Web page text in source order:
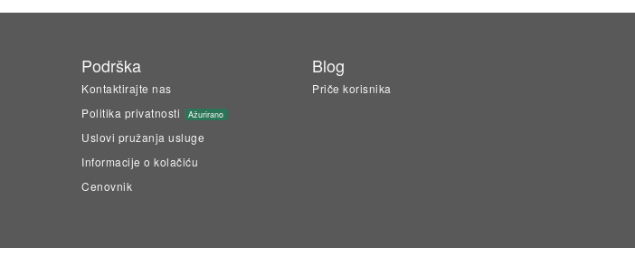
Podrška
Kontaktirajte nas
Politika privatnosti
Ažurirano
Uslovi pružanja usluge
Informacije o kolačiću
Cenovnik
Blog
Priče korisnika